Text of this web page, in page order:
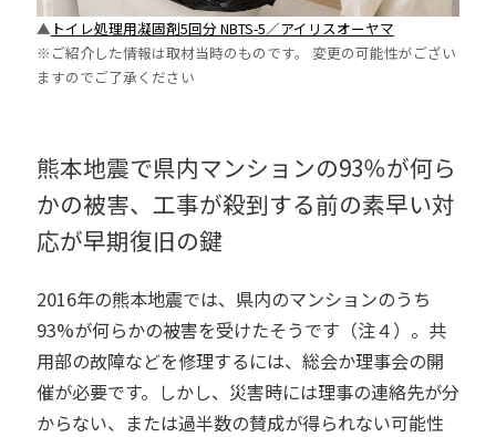
▲ トイレ処理用凝固剤5回分 NBTS-5／アイリスオーヤマ
※ご紹介した情報は取材当時のものです。 変更の可能性がござい
ますのでご了承ください
熊本地震で県内マンションの93％が何ら
かの被害、工事が殺到する前の素早い対
応が早期復旧の鍵
2016年の熊本地震では、県内のマンションのうち
93%が何らかの被害を受けたそうです（注４）。共
用部の故障などを修理するには、総会か理事会の開
催が必要です。しかし、災害時には理事の連絡先が分
からない、または過半数の賛成が得られない可能性